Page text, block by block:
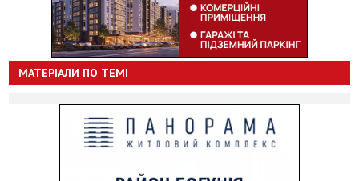
МАТЕРІАЛИ ПО ТЕМІ